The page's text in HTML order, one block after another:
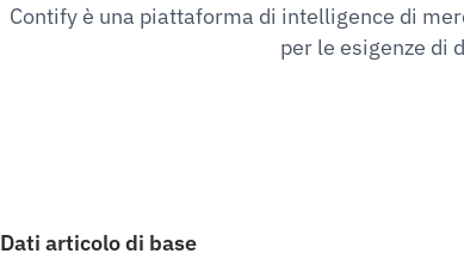
Contify è una piattaforma di intelligence di
per le esigenze di
Dati articolo di base